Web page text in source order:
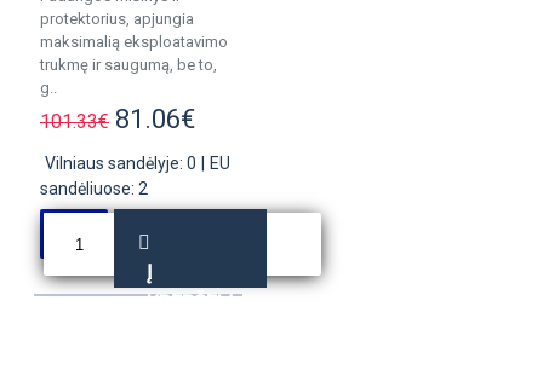
protektorius, apjungia
maksimalią eksploatavimo
trukmę ir saugumą, be to,
g..
101.33€ 81.06€
Vilniaus sandėlyje: 0
EU
sandėliuose: 2
Į
KREPŠELĮ